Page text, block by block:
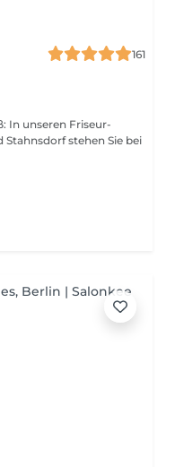
161
In unseren Friseur-
stehen Sie bei